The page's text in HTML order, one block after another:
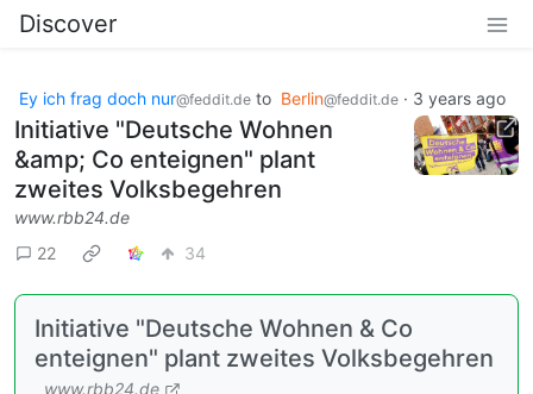
Discover
Ey ich frag doch nur@feddit.de to Berlin@feddit.de · 3 years ago
Initiative "Deutsche Wohnen
&amp; Co enteignen" plant
zweites Volksbegehren
www.rbb24.de
22
34
Initiative "Deutsche Wohnen & Co
enteignen" plant zweites Volksbegehren
www.rbb24.de